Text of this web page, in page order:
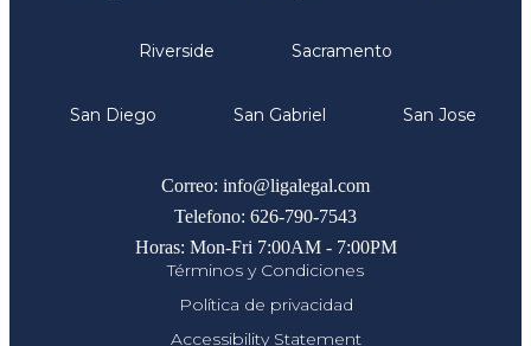
Riverside Sacramento
San Diego San Gabriel San Jose
Correo: info@ligalegal.com
Telefono: 626-790-7543
Horas: Mon-Fri 7:00AM - 7:00PM
Términos y Condiciones
Política de privacidad
Accessibility Statement